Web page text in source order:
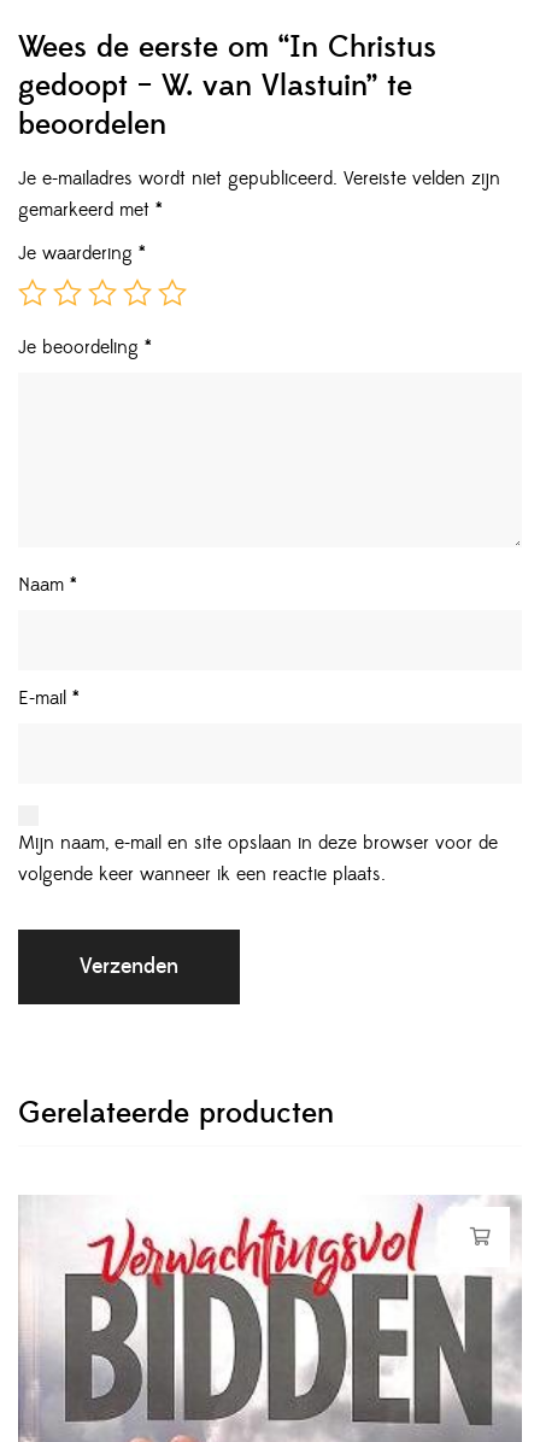
Wees de eerste om “In Christus
gedoopt – W. van Vlastuin” te
beoordelen
Je e-mailadres wordt niet gepubliceerd. Vereiste velden zijn
gemarkeerd met *
Je waardering *
Je beoordeling *
Naam *
E-mail *
Mijn naam, e-mail en site opslaan in deze browser voor de
volgende keer wanneer ik een reactie plaats.
Gerelateerde producten